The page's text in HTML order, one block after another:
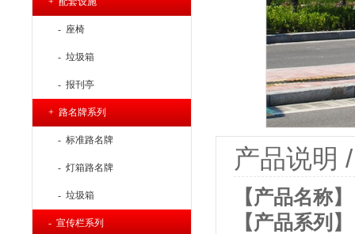
- 座椅
- 垃圾箱
- 报刊亭
+ 路名牌系列
- 标准路名牌
- 灯箱路名牌
- 垃圾箱
- 宣传栏系列
产品说明
【产品名称
【产品系列